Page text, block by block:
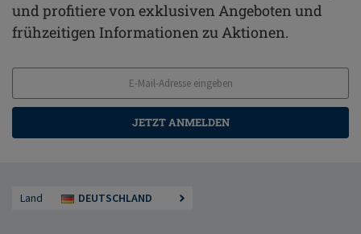
und profitiere von exklusiven Angeboten und
frühzeitigen Informationen zu Aktionen.
JETZT ANMELDEN
Land DEUTSCHLAND